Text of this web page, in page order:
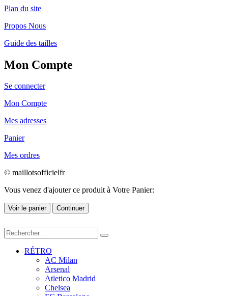
Plan du site
Propos Nous
Guide des tailles
Mon Compte
Se connecter
Mon Compte
Mes adresses
Panier
Mes ordres
© maillotsofficielfr
Vous venez d'ajouter ce produit à Votre Panier:
Voir le panier Continuer
RÉTRO
AC Milan
Arsenal
Atletico Madrid
Chelsea